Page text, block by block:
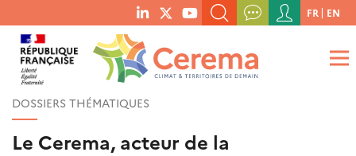
menu
social
links
RECHERCHER UN MOT-CLÉ, UNE PUBLICATION, ETC.
QUE RECHERCHEZ-VOUS ?
Menu
du
compte
de
FR EN
DOSSIERS THÉMATIQUES
Le Cerema, acteur de la